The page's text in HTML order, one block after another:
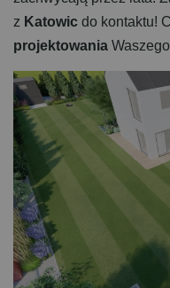
z Katowic do kontaktu!
projektowania Waszego